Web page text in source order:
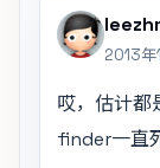
2013年
哎，估计都
finder一直